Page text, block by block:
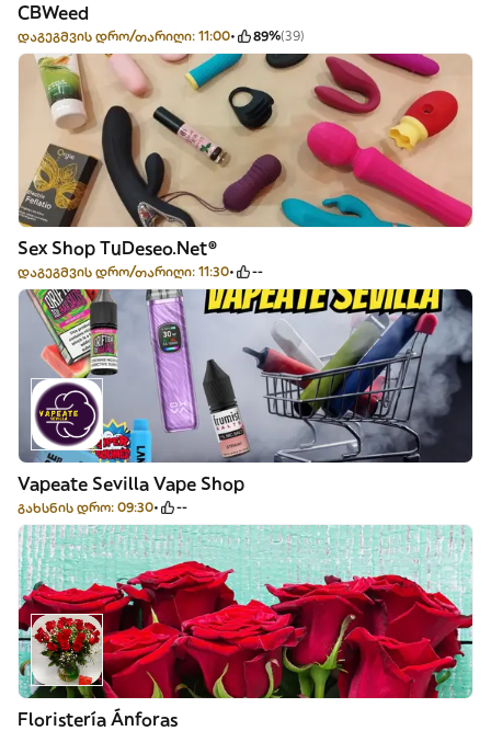
CBWeed
დაგეგმვის დრო/თარიღი: 11:00 89%(39)
Sex Shop TuDeseo.Net®
დაგეგმვის დრო/თარიღი: 11:30 --
Vapeate Sevilla Vape Shop
გახსნის დრო: 09:30 --
Floristería Ánforas